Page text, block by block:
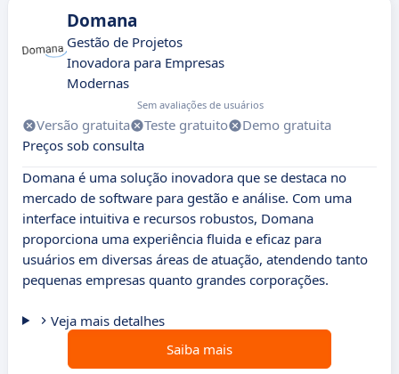
Domana
Gestão de Projetos
Inovadora para Empresas
Modernas
Sem avaliações de usuários
Versão gratuita Teste gratuito
Demo gratuita
Preços sob consulta
Domana é uma solução inovadora que se destaca no
mercado de software para gestão e análise. Com uma
interface intuitiva e recursos robustos, Domana
proporciona uma experiência fluida e eficaz para
usuários em diversas áreas de atuação, atendendo tanto
pequenas empresas quanto grandes corporações.
Veja mais detalhes
Saiba mais